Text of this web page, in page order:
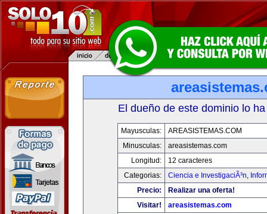
El dueño de este dominio lo
Mayusculas:
AREASISTEMAS.COM
Minusculas:
areasistemas.com
Longitud:
12 caracteres
Categorias:
Ciencia e InvestigaciÃ³n,
Precio:
Realizar una oferta!
Visitar!
areasistemas.com